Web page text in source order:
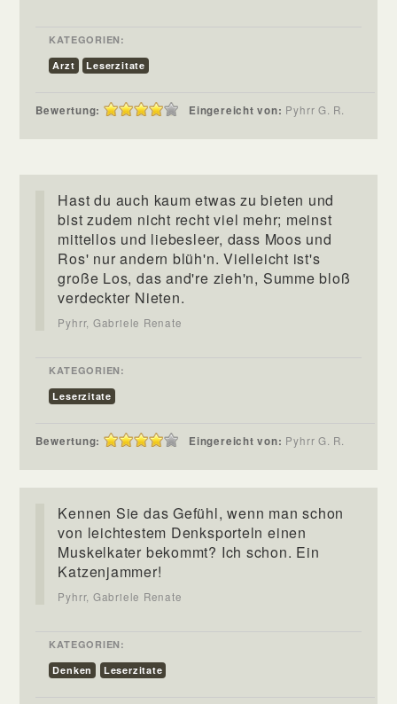
KATEGORIEN:
Arzt
Leserzitate
Bewertung: Eingereicht von: Pyhrr G. R.
Hast du auch kaum etwas zu bieten und
bist zudem nicht recht viel mehr; meinst
mittellos und liebesleer, dass Moos und
Ros' nur andern blüh'n. Vielleicht ist's
große Los, das and're zieh'n, Summe bloß
verdeckter Nieten.
Pyhrr, Gabriele Renate
KATEGORIEN:
Leserzitate
Bewertung: Eingereicht von: Pyhrr G. R.
Kennen Sie das Gefühl, wenn man schon
von leichtestem Denksporteln einen
Muskelkater bekommt? Ich schon. Ein
Katzenjammer!
Pyhrr, Gabriele Renate
KATEGORIEN:
Denken
Leserzitate